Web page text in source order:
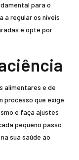
para o
a regular os níveis
e opte por
alimentares e de
processo que exige
e faça ajustes
pequeno passo
sua saúde ao